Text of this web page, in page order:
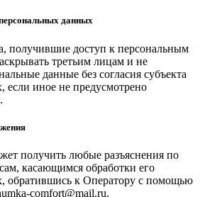
данных
получившие доступ к персональным
третьим лицам и не
данные без согласия субъекта
если иное не предусмотрено
получить любые разъяснения по
касающимся обработки его
обратившись к Оператору с помощью
comfort@mail.ru.